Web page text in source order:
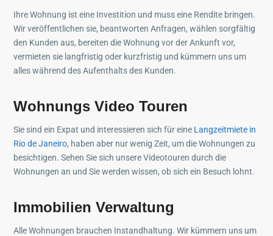
Ihre Wohnung ist eine Investition und muss eine Rendite bringen.
Wir veröffentlichen sie, beantworten Anfragen, wählen sorgfältig
den Kunden aus, bereiten die Wohnung vor der Ankunft vor,
vermieten sie langfristig oder kurzfristig und kümmern uns um
alles während des Aufenthalts des Kunden.
Wohnungs Video Touren
Sie sind ein Expat und interessieren sich für eine Langzeitmiete in
Rio de Janeiro, haben aber nur wenig Zeit, um die Wohnungen zu
besichtigen. Sehen Sie sich unsere Videotouren durch die
Wohnungen an und Sie werden wissen, ob sich ein Besuch lohnt.
Immobilien Verwaltung
Alle Wohnungen brauchen Instandhaltung. Wir kümmern uns um